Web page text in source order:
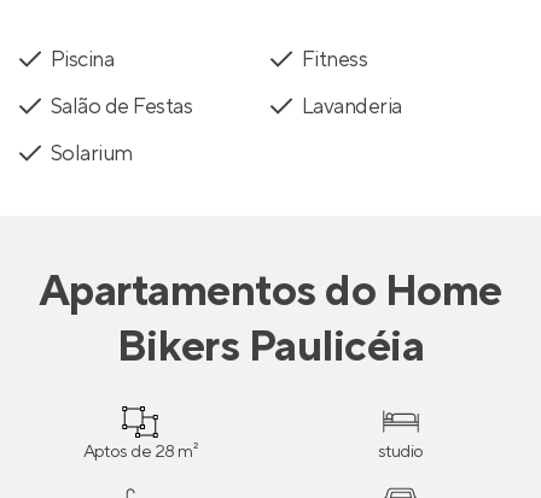
Piscina
Fitness
Salão de Festas
Lavanderia
Solarium
Apartamentosdo Home
Bikers Paulicéia
Aptos de 28 m² studio